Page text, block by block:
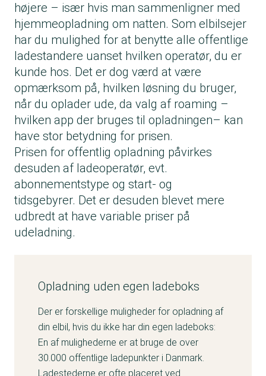
højere – især hvis man sammenligner med
hjemmeopladning om natten. Som elbilsejer
har du mulighed for at benytte alle offentlige
ladestandere uanset hvilken operatør, du er
kunde hos. Det er dog værd at være
opmærksom på, hvilken løsning du bruger,
når du oplader ude, da valg af roaming –
hvilken app der bruges til opladningen– kan
have stor betydning for prisen.
Prisen for offentlig opladning påvirkes
desuden af ladeoperatør, evt.
abonnementstype og start- og
tidsgebyrer. Det er desuden blevet mere
udbredt at have variable priser på
udeladning.
Opladning uden egen ladeboks
Der er forskellige muligheder for opladning af
din elbil, hvis du ikke har din egen ladeboks:
En af mulighederne er at bruge de over
30.000 offentlige ladepunkter i Danmark.
Ladestederne er ofte placeret ved